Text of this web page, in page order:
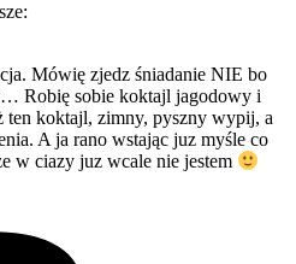
Mówię zjedz śniadanie NIE bo
Robię sobie koktajl jagodowy i
ten koktajl, zimny, pyszny wypij, a
A ja rano wstając juz myśle co
w ciazy juz wcale nie jestem